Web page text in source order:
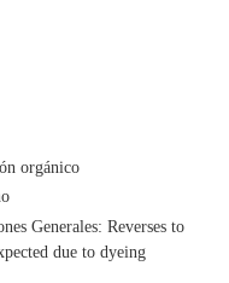
orgánico
Generales: Reverses to
due to dyeing